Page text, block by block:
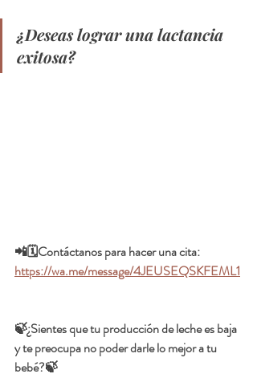
¿Deseas lograr una lactancia
exitosa?
📲🗓️Contáctanos para hacer una cita:
https://wa.me/message/4JEUSEQSKFEML1
🍃¿Sientes que tu producción de leche es baja
y te preocupa no poder darle lo mejor a tu
bebé?🍃